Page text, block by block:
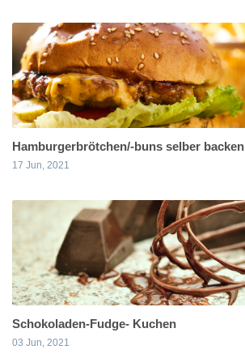
Hamburgerbrötchen/-buns selber backen
17 Jun, 2021
Schokoladen-Fudge- Kuchen
03 Jun, 2021